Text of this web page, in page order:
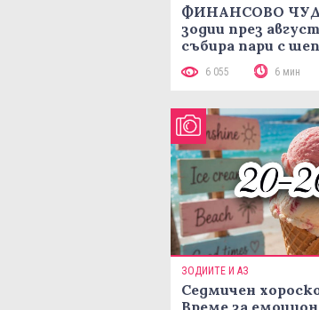
ФИНАНСОВО
зодии през
събира пари с
6 055 6 мин
ЗОДИИТЕ И АЗ
Седмичен
Време за